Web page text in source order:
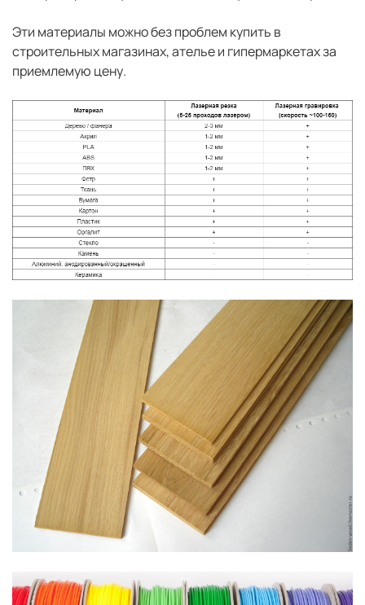
Эти материалы можно без проблем купить в
строительных магазинах, ателье и гипермаркетах за
приемлемую цену.